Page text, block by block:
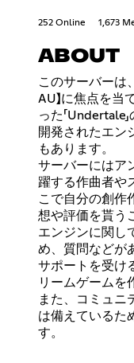
252 Online 1,673
ABOUT
このサーバーは
AU】に焦点を当
った「Undertale
開発されたエン
もあります。
サーバーにはア
躍する作曲者や
こで自分の創作
想や評価を貰う
エンジンに関し
め、質問などが
サポートを受け
リームゲームを
また、コミュニ
は備えているた
す。